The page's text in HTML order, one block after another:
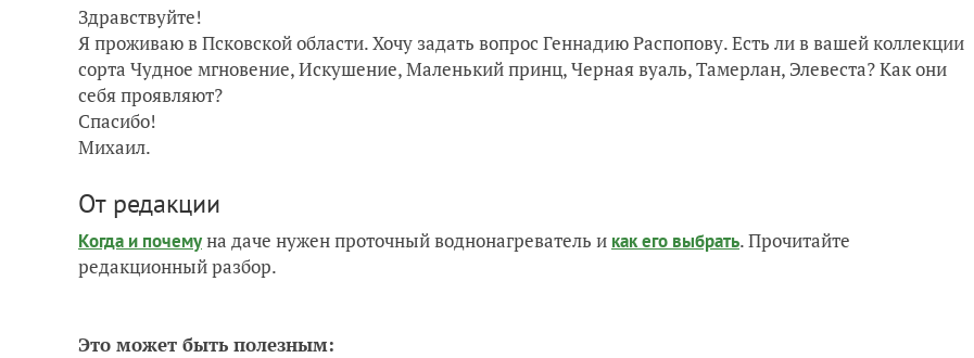
Здравствуйте!
Я проживаю в Псковской области. Хочу задать вопрос Геннадию Распопову. Есть ли в вашей коллекции
сорта Чудное мгновение, Искушение, Маленький принц, Черная вуаль, Тамерлан, Элевеста? Как они
себя проявляют?
Спасибо!
Михаил.
От редакции
Когда и почемуна даче нужен проточный воднонагреватель и как его выбрать. Прочитайте
редакционный разбор.
Это может быть полезным: